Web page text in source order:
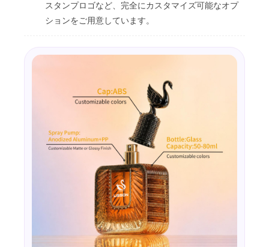
スタンプロゴなど、完全にカスタマイズ可能なオプ
ションをご用意しています。